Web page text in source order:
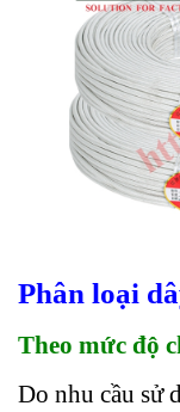
Phân loại
Theo mức độ
Do nhu cầu sử